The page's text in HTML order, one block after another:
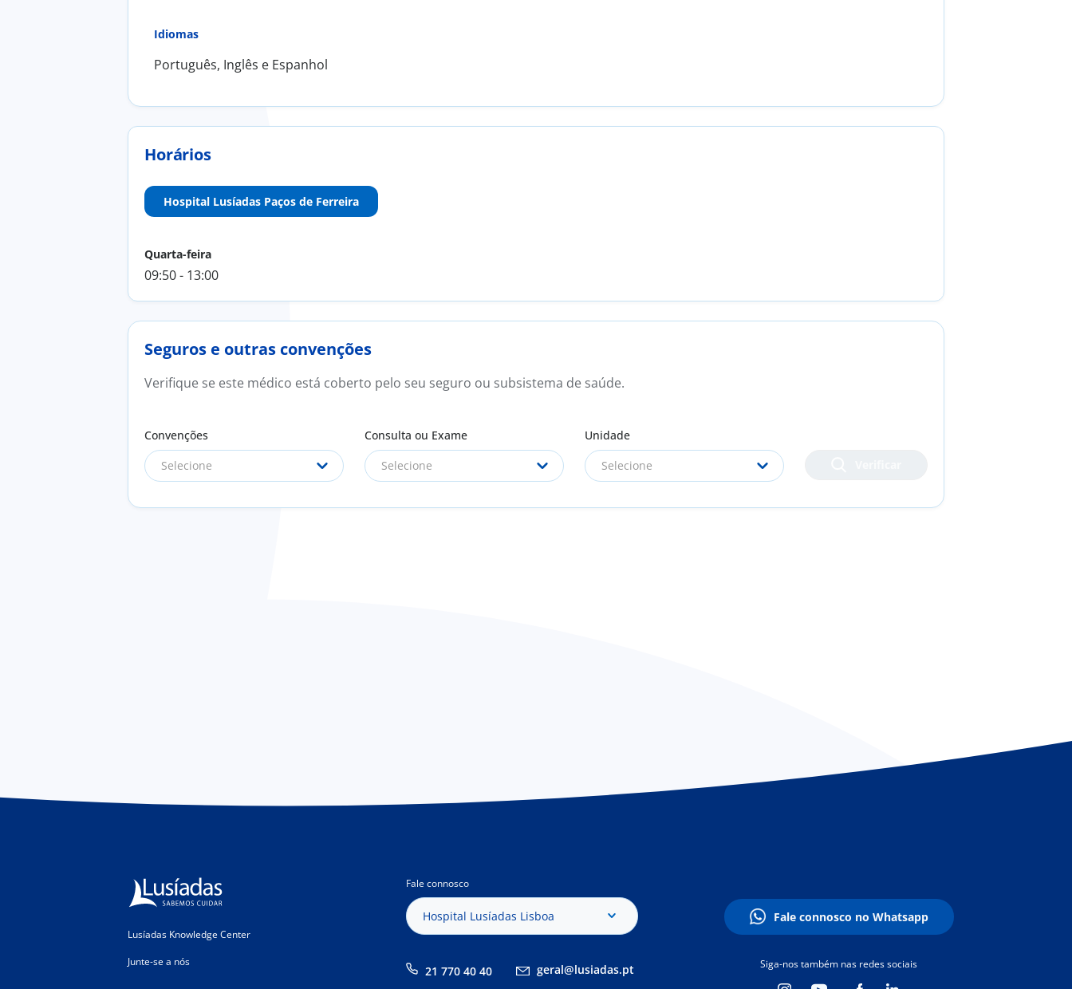
Idiomas
Português, Inglês e Espanhol
Horários
Hospital Lusíadas Paços de Ferreira
Quarta-feira
09:50 - 13:00
Seguros e outras convenções
Verifique se este médico está coberto pelo seu seguro ou subsistema de saúde.
Convenções
Selecione
Consulta ou Exame
Selecione
Unidade
Selecione
Lusíadas Knowledge Center
Junte-se a nós
Fale connosco
Hospital Lusíadas Lisboa
21 770 40 40 geral@lusiadas.pt
Fale connosco no Whatsapp
Siga-nos também nas redes sociais